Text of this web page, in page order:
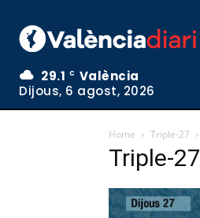
29.1 C
València
Dijous, 6 agost, 2026
Home Triple-27
Triple-27